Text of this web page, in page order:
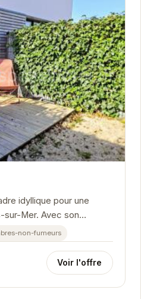
idyllique pour une
sur-Mer. Avec son
ses prestations de
non-fumeurs
Voir l'offre